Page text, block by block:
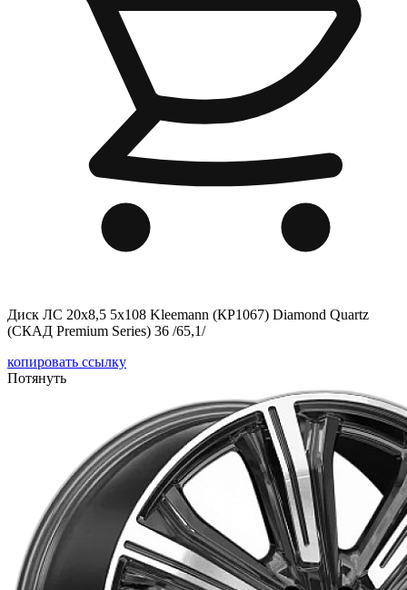
Диск ЛС 20x8,5 5x108 Kleemann (КР1067) Diamond Quartz
(СКАД Premium Series) 36 /65,1/
копировать ссылку
Потянуть